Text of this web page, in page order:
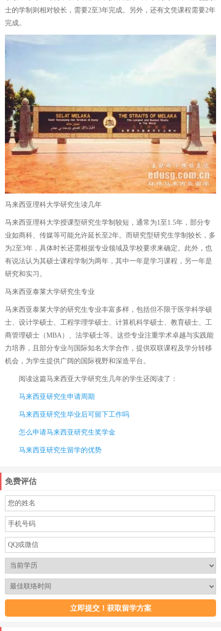
士的学制则相对较长，需要2至3年完成。另外，还有文凭课程需要2年
完成。
马来西亚理科大学研究生读几年
马来西亚理科大学授课型研究生学制较短，通常为1至1.5年，部分专
业如商科、传媒等可能允许延长至2年。而研究型研究生学制较长，多
为2至3年，具体时长还需根据专业领域及学校要求来确定。此外，也
有说法认为其硕士课程学制为两年，其中一年是学习课程，另一年是
研究和实习。
马来西亚泰莱大学研究生专业
马来西亚泰莱大学的研究生专业丰富多样，包括但不限于医学科学硕
士、设计学硕士、工程学理学硕士、计算机科学硕士、教育硕士、工
商管理硕士（MBA）、法学硕士等。这些专业注重学术卓越与实践能
力培养，且部分专业与国际知名大学合作，提供双联课程及学分转移
机会，为学生提供广阔的国际视野和深造平台。
阅读这篇马来西亚大学研究生几年的学生还阅读了：
马来西亚研究生申请周期
马来西亚研究生毕业后可留下工作吗
怎么申请马来西亚研究生奖学金
马来西亚研究生留学的优势
免费评估